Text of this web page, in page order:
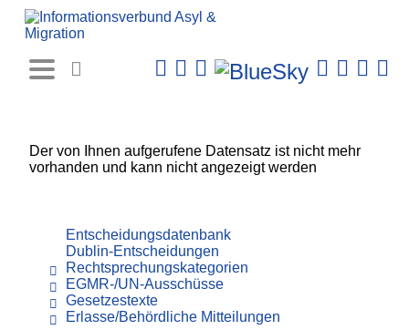
Der von Ihnen aufgerufene Datensatz ist nicht mehr
vorhanden und kann nicht angezeigt werden
Entscheidungsdatenbank
Dublin-Entscheidungen
Rechtsprechungskategorien
EGMR-/UN-Ausschüsse
Gesetzestexte
Erlasse/Behördliche Mitteilungen